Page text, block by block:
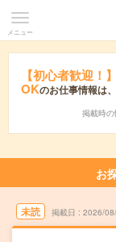
メニュー
【初心者歓迎！
OKのお仕事情報は
掲載時の
お
未読 掲載日 2026/